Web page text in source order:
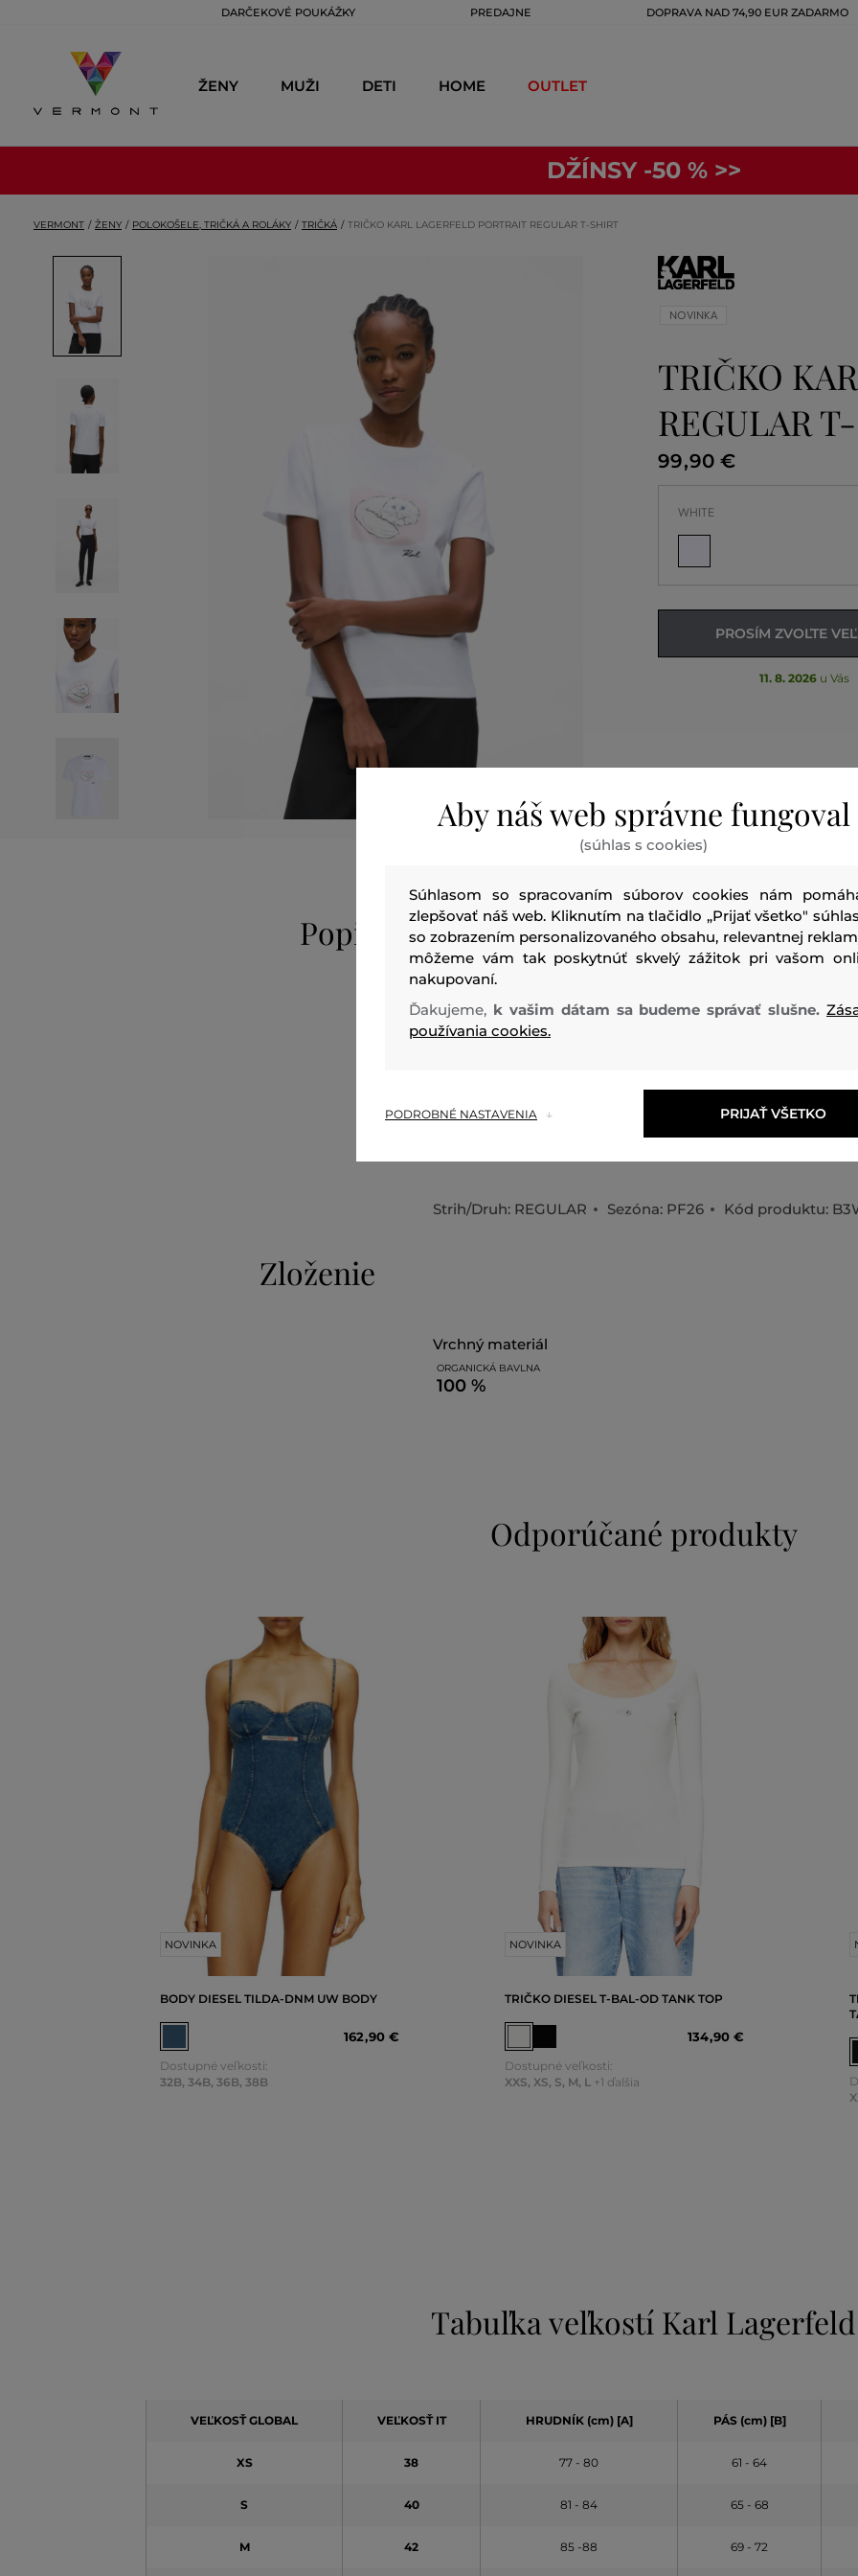
DARČEKOVÉ POUKÁŽKY PREDAJNE DOPRAVA NAD 74,90 EUR ZADARMO
ŽENY MUŽI DETI HOME OUTLET
DŽÍNSY -50 % >>
VERMONT ŽENY POLOKOŠELE, TRIČKÁ A ROLÁKY TRIČKÁ TRIČKO KARL LAGERFELD PORTRAIT REGULAR T-SHIRT
NOVINKA
TRIČKO
REGULAR
99,90 €
WHITE
PROSÍM ZVOĽTE
11. 8. 2026 u Vás
Popis
Dámske tričko rovného strihu, ktoré zdobi kreslený
decentných pastelových farbách s logom Karl Signature na
Jednofarebný dizajn s okrúhlym výstrihom a krátkym
rebrovaný lem pri krku. Materiálové zloženie so 100%
bavlny zaručuje dokonalú priedušnosť a maximálne
Výborne kombinovateľný a praktický kúsok, ktorý štýlovo
Strih/Druh: REGULAR Sezóna: PF26 Kód produktu:
Zloženie
vrchný materiál
ORGANICKÁ BAVLNA
100 %
Odporúčané produkty
NOVINKA
BODY DIESEL TILDA-DNM UW BODY
162,90 €
Dostupné veľkosti:
32B, 34B, 36B, 38B
NOVINKA
TRIČKO DIESEL T-BAL-OD TANK TOP
134,90 €
Dostupné veľkosti:
XXS, XS, S, M, L +1 ďalšia
Tabuľka veľkostí Karl Lagerfeld
VEĽKOSŤ GLOBAL VEĽKOSŤ IT HRUDNÍK (cm) [A] PÁS (cm) [B]
XS 38 77 - 80 61 - 64
S 40 81 - 84 65 - 68
M 42 85 -88 69 - 72
Aby náš web správne fungoval
(súhlas s cookies)
Súhlasom so spracovaním súborov cookies nám
zlepšovať náš web. Kliknutím na tlačidlo „Prijať všetko"
so zobrazením personalizovaného obsahu, relevantnej
môžeme vám tak poskytnúť skvelý zážitok pri vašom
nakupovaní.
Ďakujeme, k vašim dátam sa budeme správať slušne.
používania cookies.
PODROBNÉ NASTAVENIA PRIJAŤ VŠETKO